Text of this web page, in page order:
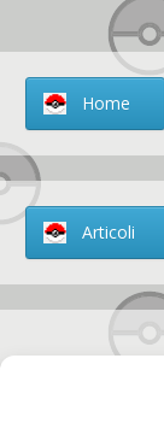
Home
Articoli